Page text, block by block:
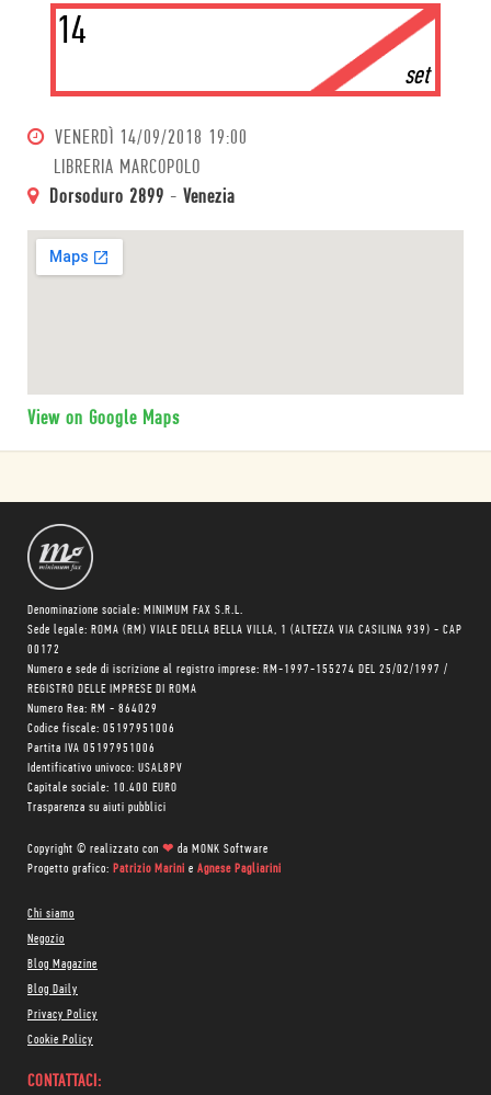
14
set
VENERDÌ 14/09/2018 19:00
LIBRERIA MARCOPOLO
Dorsoduro 2899 - Venezia
View on Google Maps
Denominazione sociale: MINIMUM FAX S.R.L.
Sede legale: ROMA (RM) VIALE DELLA BELLA VILLA, 1 (ALTEZZA VIA CASILINA 939) - CAP
00172
Numero e sede di iscrizione al registro imprese: RM-1997-155274 DEL 25/02/1997 /
REGISTRO DELLE IMPRESE DI ROMA
Numero Rea: RM - 864029
Codice fiscale: 05197951006
Partita IVA 05197951006
Identificativo univoco: USAL8PV
Capitale sociale: 10.400 EURO
Trasparenza su aiuti pubblici
Copyright © realizzato con ❤ da MONK Software
Progetto grafico: Patrizio Marini e Agnese Pagliarini
Chi siamo
Negozio
Blog Magazine
Blog Daily
Privacy Policy
Cookie Policy
CONTATTACI: